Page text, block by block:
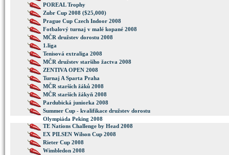
POREAL Trophy
Zubr Cup 2008 ($25,000)
Prague Cup Czech Indoor 2008
Fotbalový turnaj v malé kopané 2008
MČR družstev dorostu 2008
1.liga
Tenisová extraliga 2008
MČR družstev staršího žactva 2008
ZENTIVA OPEN 2008
Turnaj A Sparta Praha
MČR starších žáků 2008
MČR starších žákyň 2008
Pardubická juniorka 2008
Summer Cup - kvalifikace družstev dorostu
Olympiáda Peking 2008
TE Nations Challenge by Head 2008
EX PILSEN Wilson Cup 2008
Rieter Cup 2008
Wimbledon 2008